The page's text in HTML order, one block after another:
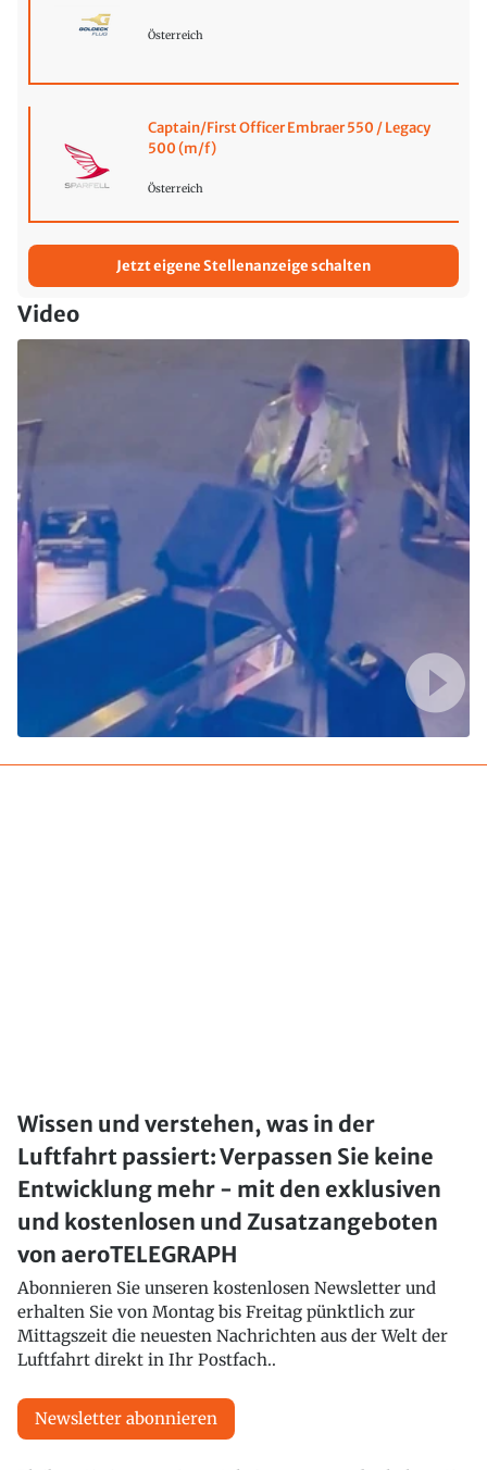
Österreich
Captain/First Officer Embraer 550 / Legacy
500 (m/f)
Österreich
Jetzt eigene Stellenanzeige schalten
Video
Wissen und verstehen, was in der
Luftfahrt passiert: Verpassen Sie keine
Entwicklung mehr - mit den exklusiven
und kostenlosen und Zusatzangeboten
von aeroTELEGRAPH
Abonnieren Sie unseren kostenlosen Newsletter und
erhalten Sie von Montag bis Freitag pünktlich zur
Mittagszeit die neuesten Nachrichten aus der Welt der
Luftfahrt direkt in Ihr Postfach..
Newsletter abonnieren